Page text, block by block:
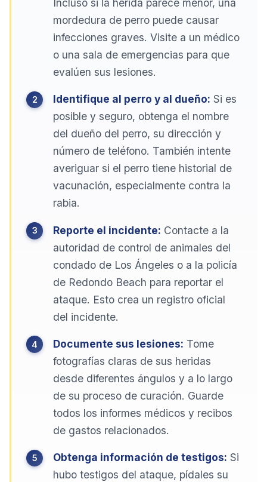
Incluso si la herida parece menor, una
mordedura de perro puede causar
infecciones graves. Visite a un médico
o una sala de emergencias para que
evalúen sus lesiones.
Identifique al perro y al dueño: Si es
posible y seguro, obtenga el nombre
del dueño del perro, su dirección y
número de teléfono. También intente
averiguar si el perro tiene historial de
vacunación, especialmente contra la
rabia.
Reporte el incidente: Contacte a la
autoridad de control de animales del
condado de Los Ángeles o a la policía
de Redondo Beach para reportar el
ataque. Esto crea un registro oficial
del incidente.
Documente sus lesiones: Tome
fotografías claras de sus heridas
desde diferentes ángulos y a lo largo
de su proceso de curación. Guarde
todos los informes médicos y recibos
de gastos relacionados.
Obtenga información de testigos: Si
hubo testigos del ataque, pídales su